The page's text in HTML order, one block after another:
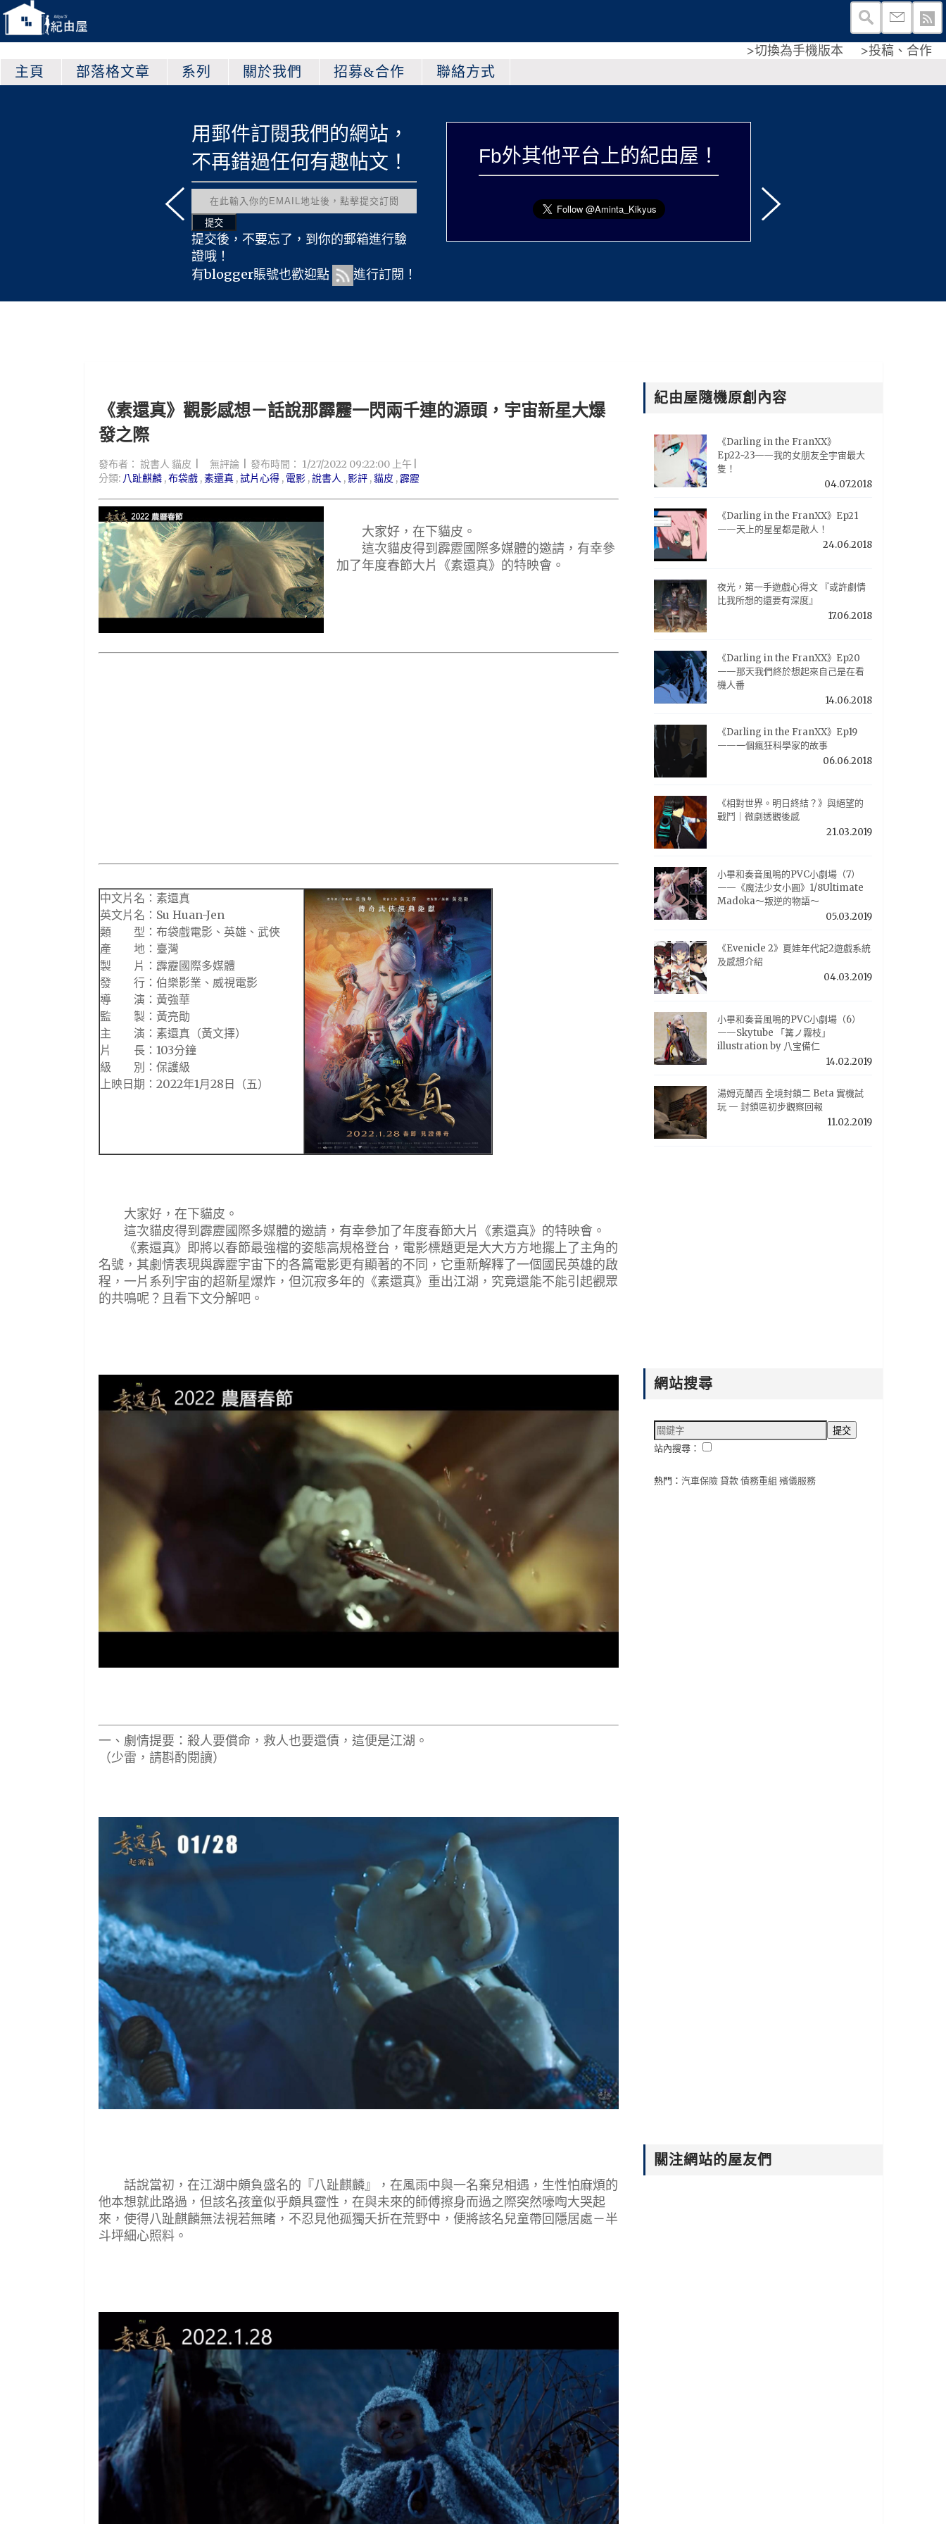
>切換為手機版本 >投稿、合作
主頁 部落格文章 系列 關於我們 招募&合作 聯絡方式
用郵件訂閱我們的網站，
不再錯過任何有趣帖文！
提交後，不要忘了，到你的郵箱進行驗
證哦！
有blogger賬號也歡迎點
進行訂閱！
Fb外其他平台上的紀由屋！
《素還真》觀影感想－話說那霹靂一閃兩千連的源頭，宇宙新星大爆
發之際
發布者： 說書人 貓皮 無評論 發布時間： 1/27/2022 09:22:00 上午
分類: 八趾麒麟 ,布袋戲 ,素還真 ,試片心得 , 電影 ,說書人 ,影評 ,貓皮 ,霹靂
大家好，在下貓皮。
這次貓皮得到霹靂國際多媒體的邀請，有幸參
加了年度春節大片《素還真》的特映會。
中文片名：素還真
英文片名：Su Huan-Jen
類 型：布袋戲電影、英雄、武俠
產 地：臺灣
製 片：霹靂國際多媒體
發 行：伯樂影業、威視電影
導 演：黃強華
監 製：黃亮勛
主 演：素還真（黃文擇）
片 長：103分鐘
級 別：保護級
上映日期：2022年1月28日（五）
大家好，在下貓皮。
這次貓皮得到霹靂國際多媒體的邀請，有幸參加了年度春節大片《素還真》的特映會。
《素還真》即將以春節最強檔的姿態高規格登台，電影標題更是大大方方地擺上了主角的
名號，其劇情表現與霹靂宇宙下的各篇電影更有顯著的不同，它重新解釋了一個國民英雄的啟
程，一片系列宇宙的超新星爆炸，但沉寂多年的《素還真》重出江湖，究竟還能不能引起觀眾
的共鳴呢？且看下文分解吧。
一、劇情提要：殺人要償命，救人也要還債，這便是江湖。
（少雷，請斟酌閱讀）
話說當初，在江湖中頗負盛名的『八趾麒麟』，在風雨中與一名棄兒相遇，生性怕麻煩的
他本想就此路過，但該名孩童似乎頗具靈性，在與未來的師傅擦身而過之際突然嚎啕大哭起
來，使得八趾麒麟無法視若無睹，不忍見他孤獨夭折在荒野中，便將該名兒童帶回隱居處－半
斗坪細心照料。
紀由屋隨機原創內容
《Darling in the FranXX》
Ep22~23——我的女朋友全宇宙最大
隻！
04.07.2018
《Darling in the FranXX》Ep21
——天上的星星都是敵人！
24.06.2018
夜光，第一手遊戲心得文 『或許劇情
比我所想的還要有深度』
17.06.2018
《Darling in the FranXX》Ep20
——那天我們終於想起來自己是在看
機人番
14.06.2018
《Darling in the FranXX》Ep19
——一個瘋狂科學家的故事
06.06.2018
《相對世界。明日終結？》與絕望的
戰鬥｜微劇透觀後感
21.03.2019
小畢和奏音風鳴的PVC小劇場（7）
——《魔法少女小圓》1/8Ultimate
Madoka～叛逆的物語～
05.03.2019
《Evenicle 2》夏娃年代記2遊戲系統
及感想介紹
04.03.2019
小畢和奏音風鳴的PVC小劇場（6）
——Skytube 「篝ノ霧枝」
illustration by 八宝備仁
14.02.2019
湯姆克蘭西 全境封鎖二 Beta 實機試
玩 — 封鎖區初步觀察回報
11.02.2019
網站搜尋
站內搜尋：
熱門： 汽車保險貸款債務重組 殯儀服務
關注網站的屋友們